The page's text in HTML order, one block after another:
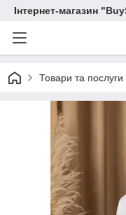
Інтернет-магазин
Товари та послуги